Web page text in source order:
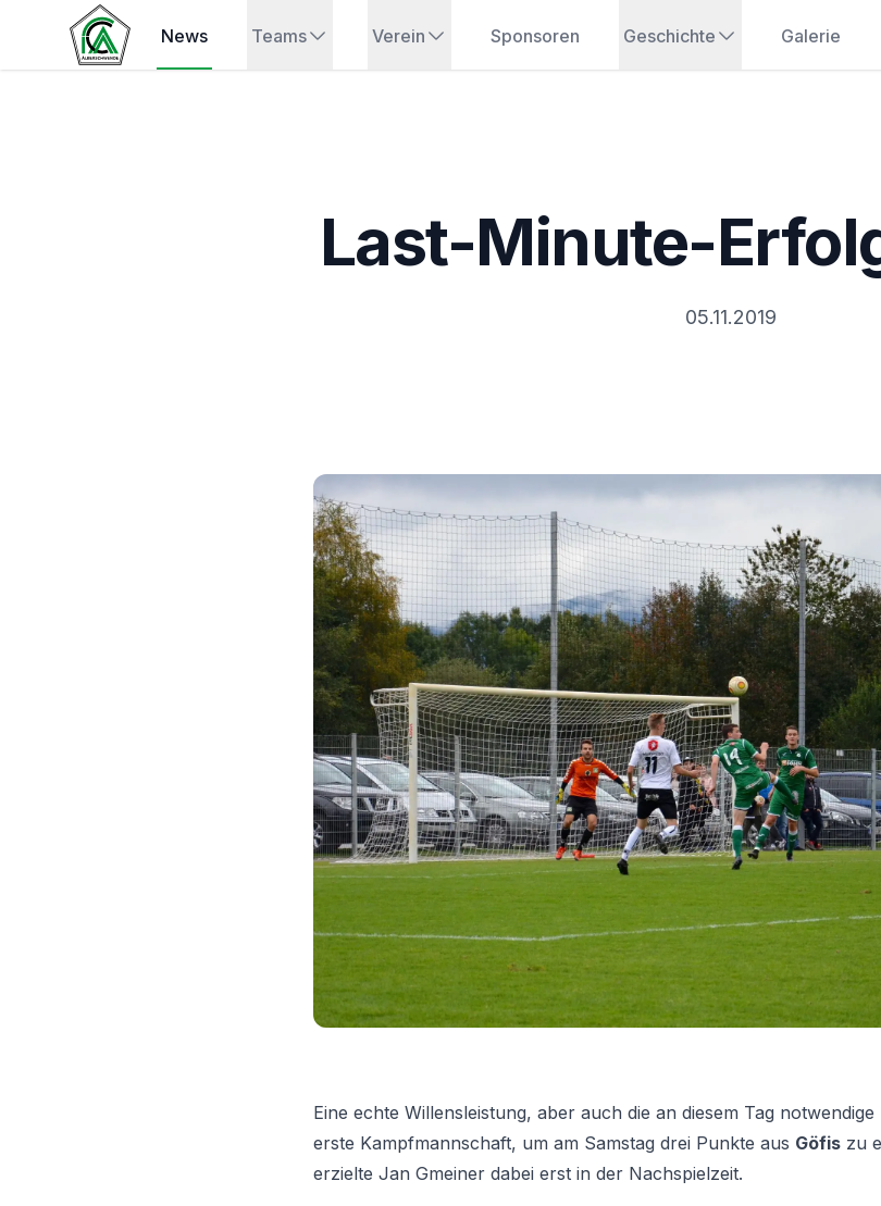
News Teams Verein Sponsoren Geschichte Galerie
Last-Minute-
05.11.2019
Eine echte Willensleistung, aber auch die an diesem Tag
erste Kampfmannschaft, um am Samstag drei Punkte aus Göfis zu
erzielte Jan Gmeiner dabei erst in der Nachspielzeit.